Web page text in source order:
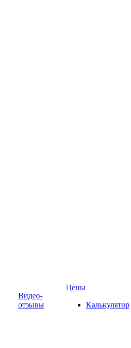
Видео-
отзывы
Цены
Калькулятор